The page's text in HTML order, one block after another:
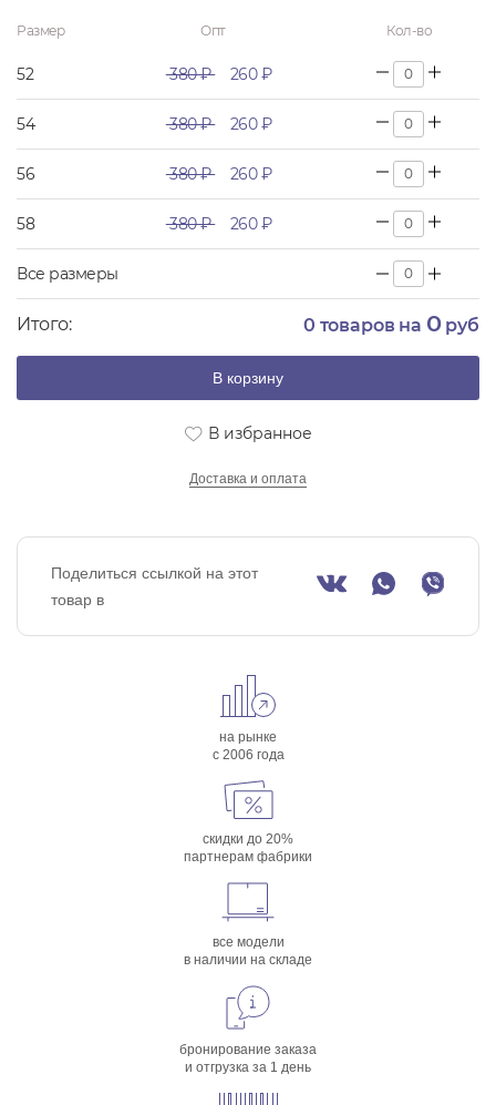
Размер Опт Кол-во
52 380 ₽ 260 ₽
54 380 ₽ 260 ₽
56 380 ₽ 260 ₽
58 380 ₽ 260 ₽
Все размеры
Итого: 0 товаров на 0руб
В корзину
В избранное
Доставка и оплата
Поделиться ссылкой на этот
товар в
на рынке
с 2006 года
скидки до 20%
партнерам фабрики
все модели
в наличии на складе
бронирование заказа
и отгрузка за 1 день